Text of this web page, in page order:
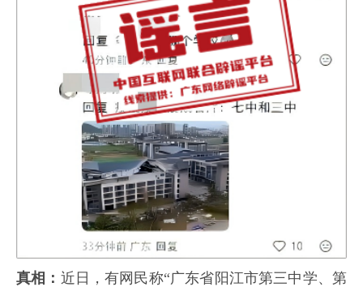
真相： 近日，有网民称“广东省阳江市第三中学、第